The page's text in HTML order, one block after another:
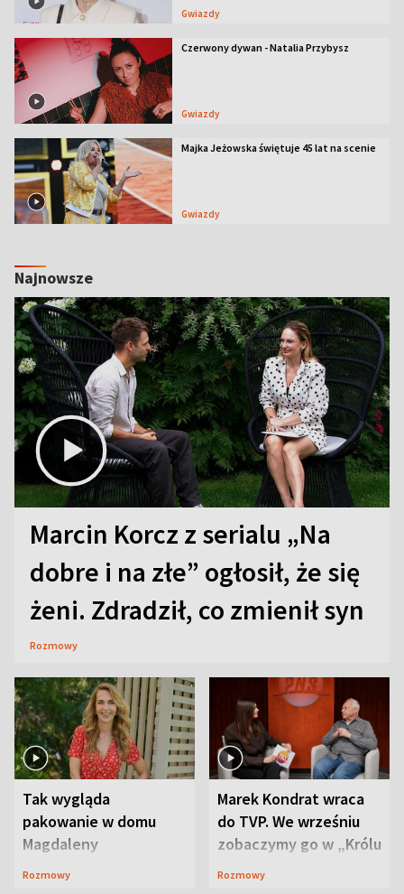
Gwiazdy
Czerwony dywan - Natalia Przybysz
Gwiazdy
Majka Jeżowska świętuje 45 lat na scenie
Gwiazdy
Najnowsze
Marcin Korcz z serialu „Na
dobre i na złe” ogłosił, że się
żeni. Zdradził, co zmienił syn
Rozmowy
Tak wygląda
pakowanie w domu
Magdaleny
Waligórskiej-Lisieckiej.
Rozmowy
Marek Kondrat wraca
do TVP. We wrześniu
zobaczymy go w „Królu
Maciusiu I”
Rozmowy